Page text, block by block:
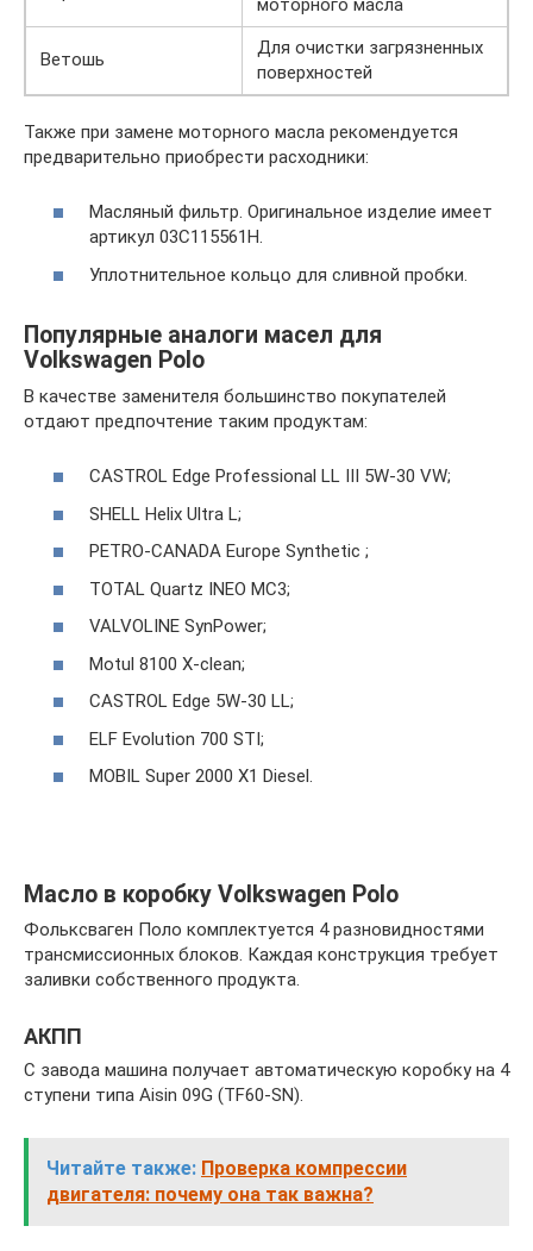
моторного масла
Ветошь
Для очистки загрязненных
поверхностей
Также при замене моторного масла рекомендуется
предварительно приобрести расходники:
Масляный фильтр. Оригинальное изделие имеет
артикул 03C115561H.
Уплотнительное кольцо для сливной пробки.
Популярные аналоги масел для
Volkswagen Polo
В качестве заменителя большинство покупателей
отдают предпочтение таким продуктам:
CASTROL Edge Professional LL III 5W-30 VW;
SHELL Helix Ultra L;
PETRO-CANADA Europe Synthetic ;
TOTAL Quartz INEO MC3;
VALVOLINE SynPower;
Motul 8100 X-clean;
CASTROL Edge 5W-30 LL;
ELF Evolution 700 STI;
MOBIL Super 2000 X1 Diesel.
Масло в коробку Volkswagen Polo
Фольксваген Поло комплектуется 4 разновидностями
трансмиссионных блоков. Каждая конструкция требует
заливки собственного продукта.
АКПП
С завода машина получает автоматическую коробку на 4
ступени типа Aisin 09G (TF60-SN).
Читайте также: Проверка компрессии
двигателя: почему она так важна?